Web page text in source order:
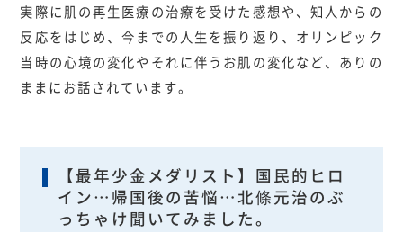
実際に肌の再生医療の治療を受けた感想や、知人からの
反応をはじめ、今までの人生を振り返り、オリンピック
当時の心境の変化やそれに伴うお肌の変化など、ありの
ままにお話されています。
【最年少金メダリスト】国民的ヒロ
イン…帰国後の苦悩…北條元治のぶ
っちゃけ聞いてみました。